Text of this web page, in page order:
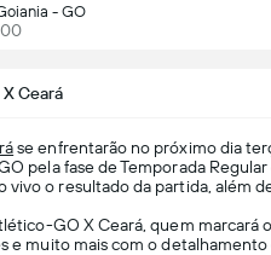
- GO
Ceará
se enfrentarão no próximo dia
pela fase de Temporada Regular
vivo o resultado da partida, além
GO X Ceará, quem marcará
e muito mais com o